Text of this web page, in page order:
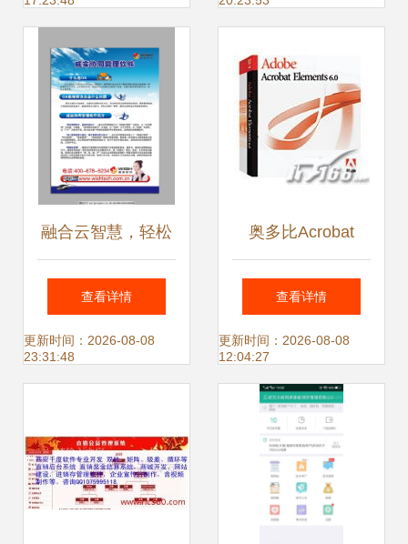
融合云智慧，轻松
办公每一天——蓝
天愿景下的办公新
查看详情
更新时间：2026-08-08
23:31:48
奥多比Acrobat
Elements 6.0办公
软件 高效处理与实
用指南
查看详情
更新时间：2026-08-08
12:04:27